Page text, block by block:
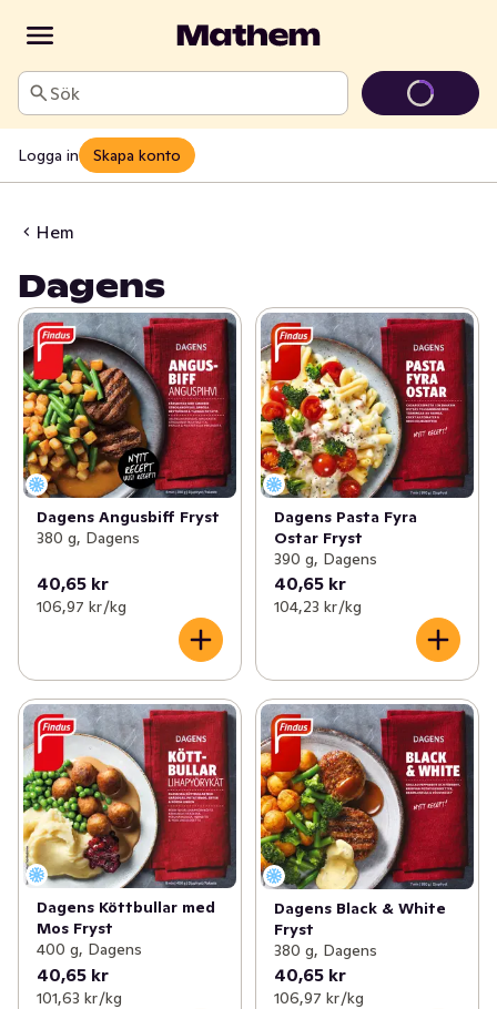
Sök
Logga in Skapa konto
Hem
Dagens
Dagens Angusbiff Fryst
380 g, Dagens
40,65 kr
106,97 kr /kg
Dagens Pasta Fyra
Ostar Fryst
390 g, Dagens
40,65 kr
104,23 kr /kg
Dagens Köttbullar med
Mos Fryst
400 g, Dagens
40,65 kr
101,63 kr /kg
Dagens Black & White
Fryst
380 g, Dagens
40,65 kr
106,97 kr /kg